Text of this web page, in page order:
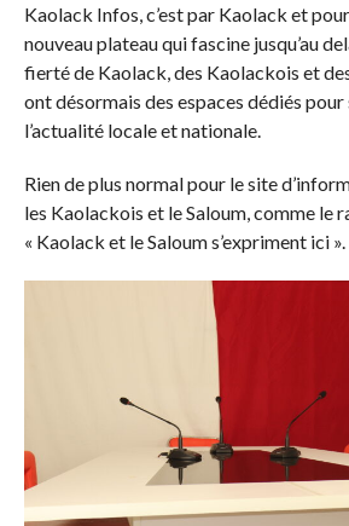
Kaolack Infos, c’est par Kaolack et
nouveau plateau qui fascine jusqu’au
fierté de Kaolack, des Kaolackois et
ont désormais des espaces dédiés pour
l’actualité locale et nationale.
Rien de plus normal pour le site
les Kaolackois et le Saloum, comme le
« Kaolack et le Saloum s’expriment ici ».